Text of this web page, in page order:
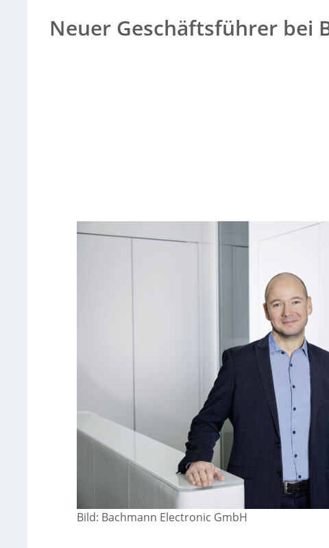
Neuer Geschäftsführer bei
Bild: Bachmann Electronic GmbH